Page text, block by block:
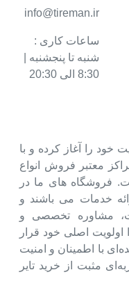
ما از سال ۱۳۶۵ فعالیت خود را آغاز کرده و با
معتبر فروش انواع
فروشگاه های ما در
خدمات می باشند و
مشاوره تخصصی و
اصلی خود قرار
با اطمینان و امنیت
مثبت از خرید تایر
info@tireman.ir
ساعات کاری :
شنبه تا پنجشنبه |
8:30 الی 20:30